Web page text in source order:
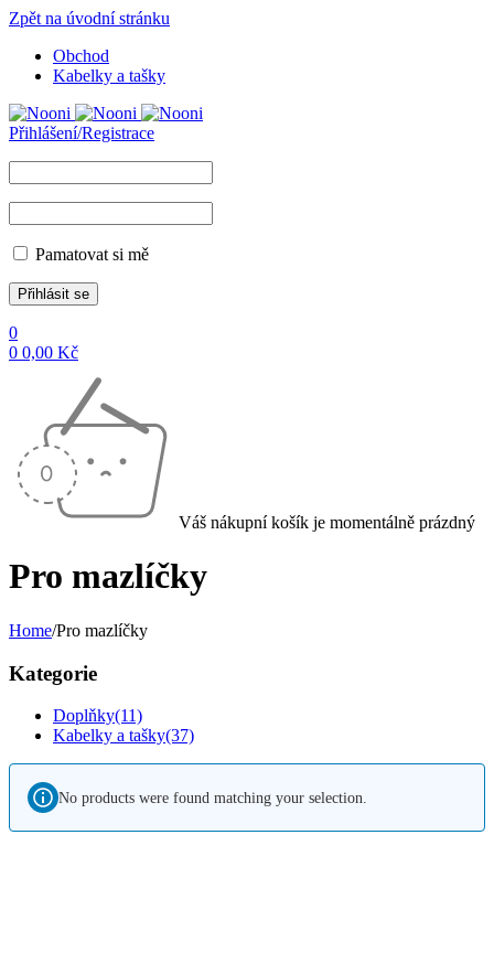
Zpět na úvodní stránku
Obchod
Kabelky a tašky
Přihlášení/Registrace
Pamatovat si mě
0
0 0,00 Kč
Váš nákupní košík je momentálně prázdný
Pro mazlíčky
Home/Pro mazlíčky
Kategorie
Doplňky(11)
Kabelky a tašky(37)
No products were found matching your selection.